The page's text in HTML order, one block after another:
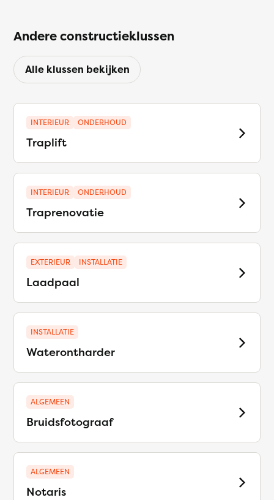
Andere constructieklussen
Alle klussen bekijken
INTERIEUR ONDERHOUD
Traplift
INTERIEUR ONDERHOUD
Traprenovatie
EXTERIEUR INSTALLATIE
Laadpaal
INSTALLATIE
Waterontharder
ALGEMEEN
Bruidsfotograaf
ALGEMEEN
Notaris